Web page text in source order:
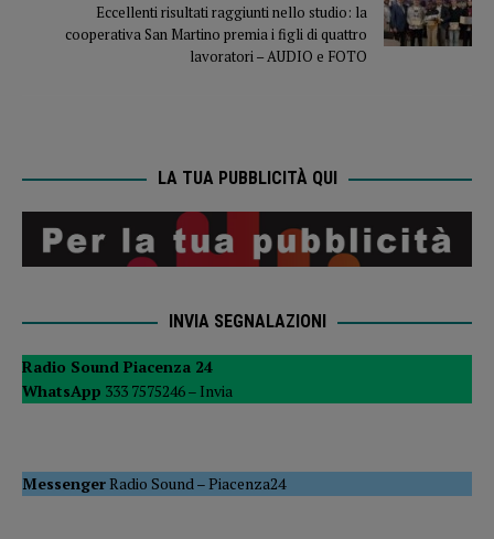
Eccellenti risultati raggiunti nello studio: la
cooperativa San Martino premia i figli di quattro
lavoratori – AUDIO e FOTO
LA TUA PUBBLICITÀ QUI
INVIA SEGNALAZIONI
Radio Sound Piacenza 24
WhatsApp 333 7575246 – Invia
MessengerRadio Sound–Piacenza24